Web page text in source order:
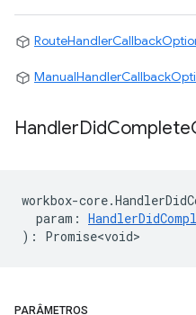
HandlerDidComplete
workbox-core.
param :
) : Promise<void>
PARÂMETROS